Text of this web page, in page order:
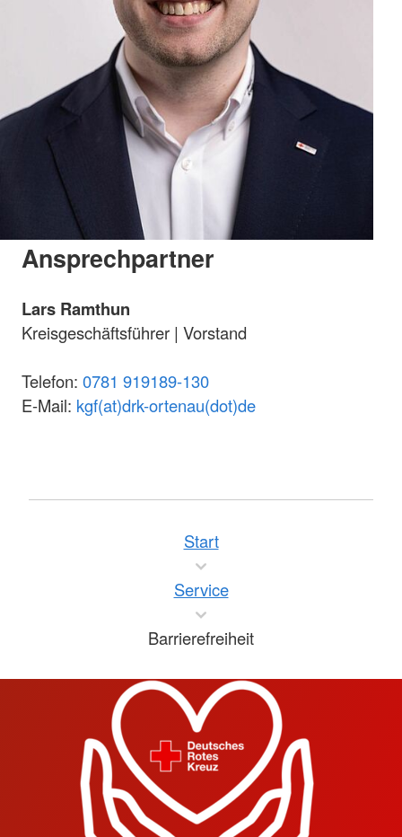
Ansprechpartner
Lars Ramthun
Kreisgeschäftsführer | Vorstand
Telefon: 0781 919189-130
E-Mail: kgf(at)drk-ortenau(dot)de
Start
Service
Barrierefreiheit